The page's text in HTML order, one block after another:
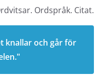
Ordspråk. Citat.
knallar och går för